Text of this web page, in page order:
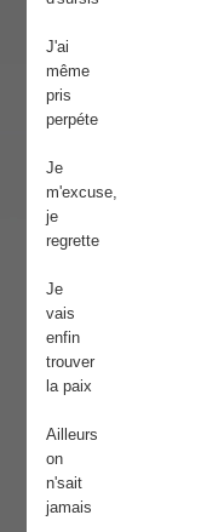
J'ai
même
pris
perpéte
Je
m'excuse,
je
regrette
Je
vais
enfin
trouver
la paix
Ailleurs
on
n'sait
jamais